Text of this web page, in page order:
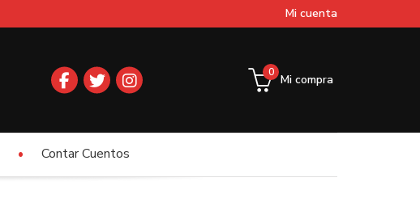
Mi cuenta
Mi compra
0
Contar Cuentos